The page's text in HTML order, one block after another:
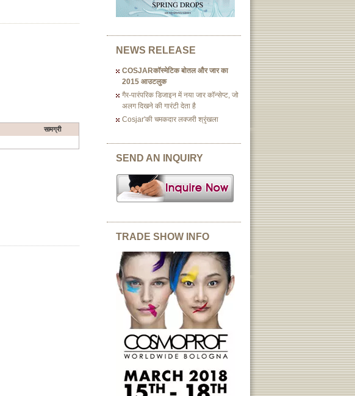
सामग्री
NEWS RELEASE
COSJARकॉस्मेटिक बोतल और जार का
2015 आउटलुक
गैर-पारंपरिक डिजाइन में नया जार कॉन्सेप्ट, जो
अलग दिखने की गारंटी देता है
Cosjar'की चमकदार लक्जरी श्रृंखला
SEND AN INQUIRY
TRADE SHOW INFO